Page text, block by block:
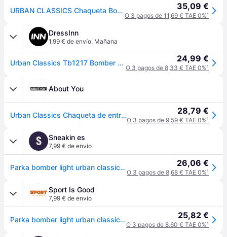
URBAN CLASSICS Chaqueta Bomber ligera mujer con bolsillos delanteros, cintura, puños y cuellos elásticos, apertura delantera con cremallera, de manga larga, color azul navy, talla L 35,09 €
O 3 pagos de 11,69 € TAE 0%¹
DressInn
1,99 € de envío, Mañana
Urban Classics Tb1217 Bomber Jacket Negro S Mujer 24,99 €
O 3 pagos de 8,33 € TAE 0%¹
About You
Urban Classics Chaqueta de entretiempo blanco cáscara de huevo 28,79 €
O 3 pagos de 9,59 € TAE 0%¹
S Sneakin es
7,99 € de envío
Parka bomber light urban classic para mujer - Noir - M 26,06 €
O 3 pagos de 8,68 € TAE 0%¹
Sport Is Good
7,99 € de envío
Parka bomber light urban classic para mujer - Noir 25,82 €
O 3 pagos de 8,60 € TAE 0%¹